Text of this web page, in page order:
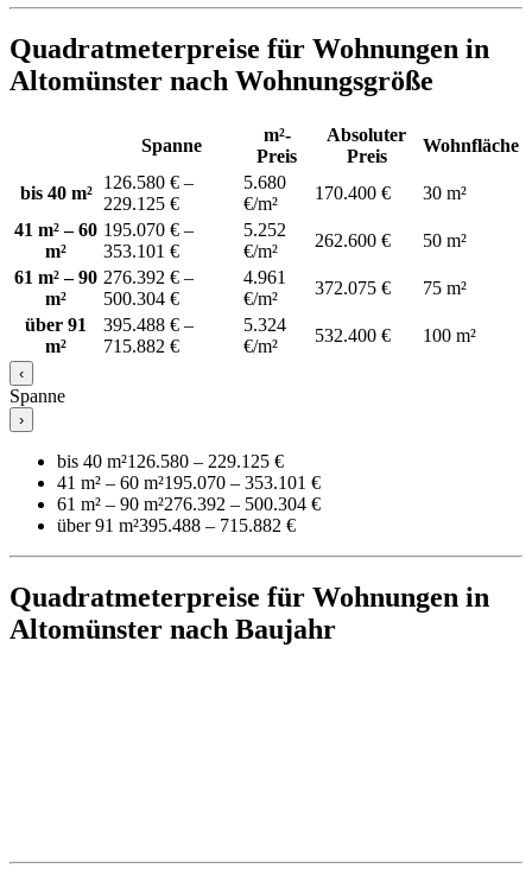
Quadratmeterpreise für Wohnungen in
Altomünster nach Wohnungsgröße
Spanne
m²-
Preis
Absoluter
Preis
Wohnfläche
bis 40 m²
126.580 € –
229.125 €
5.680
€/m²
170.400 €
30 m²
41 m² – 60
m²
195.070 € –
353.101 €
5.252
€/m²
262.600 €
50 m²
61 m² – 90
m²
276.392 € –
500.304 €
4.961
€/m²
372.075 €
75 m²
über 91
m²
395.488 € –
715.882 €
5.324
€/m²
532.400 € 100 m²
‹
Spanne
›
bis 40 m²126.580 – 229.125 €
41 m² – 60 m²195.070 – 353.101 €
61 m² – 90 m²276.392 – 500.304 €
über 91 m²395.488 – 715.882 €
Quadratmeterpreise für Wohnungen in
Altomünster nach Baujahr